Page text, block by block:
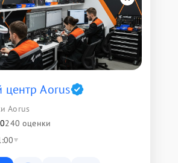
центр Aorus
Aorus
240 оценки